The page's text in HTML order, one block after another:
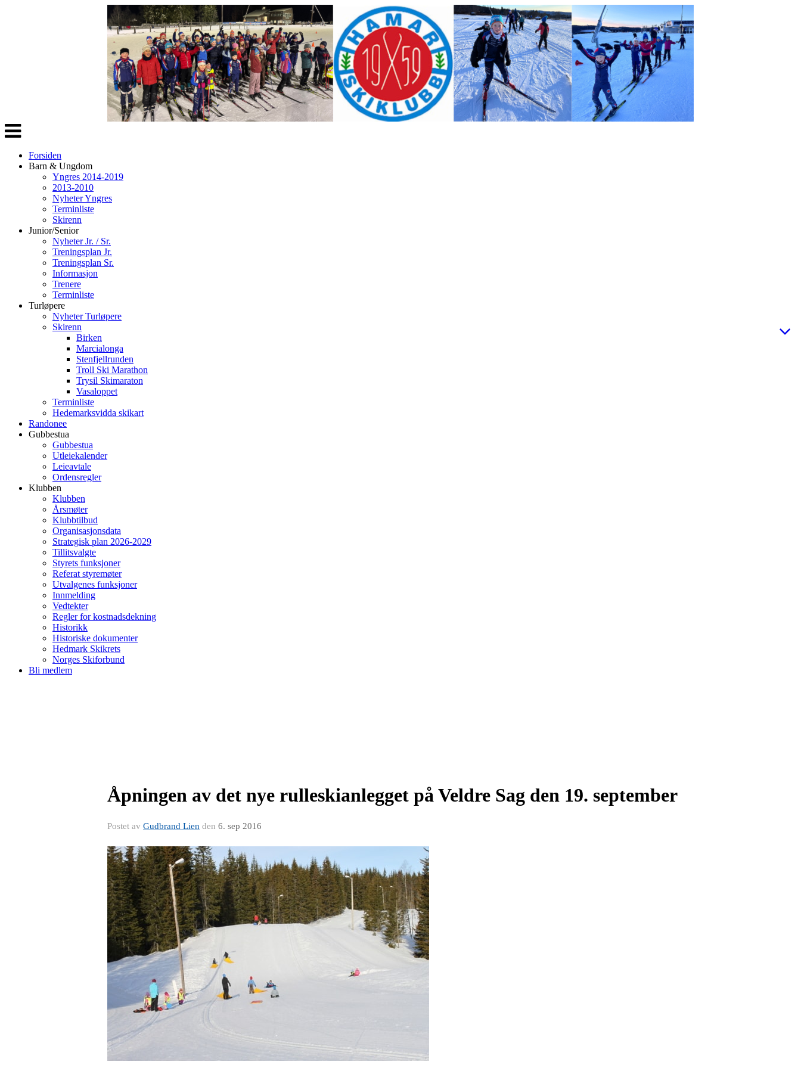
Veksle
navigasjon
Forsiden
Barn & Ungdom
Yngres 2014-2019
2013-2010
Nyheter Yngres
Terminliste
Skirenn
Junior/Senior
Nyheter Jr. / Sr.
Treningsplan Jr.
Treningsplan Sr.
Informasjon
Trenere
Terminliste
Turløpere
Nyheter Turløpere
Skirenn
Birken
Marcialonga
Stenfjellrunden
Troll Ski Marathon
Trysil Skimaraton
Vasaloppet
Terminliste
Hedemarksvidda skikart
Randonee
Gubbestua
Gubbestua
Utleiekalender
Leieavtale
Ordensregler
Klubben
Klubben
Årsmøter
Klubbtilbud
Organisasjonsdata
Strategisk plan 2026-2029
Tillitsvalgte
Styrets funksjoner
Referat styremøter
Utvalgenes funksjoner
Innmelding
Vedtekter
Regler for kostnadsdekning
Historikk
Historiske dokumenter
Hedmark Skikrets
Norges Skiforbund
Bli medlem
Åpningen av det nye rulleskianlegget på Veldre Sag den 19. september
Postet av Gudbrand Lien den 6. sep 2016